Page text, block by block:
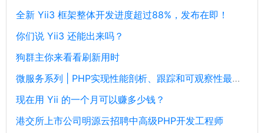
全新 Yii3 框架整体开发进度超过88%，发布在即！
你们说 Yii3 还能出来吗？
狗群主你来看看刷新用时
微服务系列 | PHP实现性能剖析、跟踪和可观察性最佳实践
现在用 Yii 的一个月可以赚多少钱？
港交所上市公司明源云招聘中高级PHP开发工程师